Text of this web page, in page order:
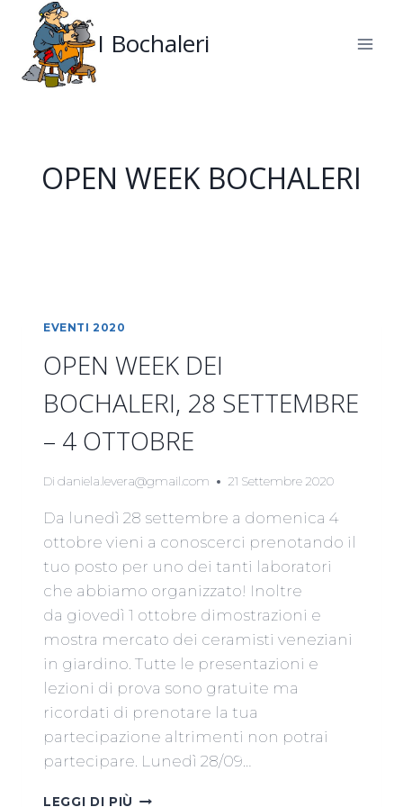
contenuto
I Bochaleri
OPEN WEEK BOCHALERI
EVENTI 2020
OPEN WEEK DEI
BOCHALERI, 28 SETTEMBRE
– 4 OTTOBRE
Di daniela.levera@gmail.com 21 Settembre 2020
Da lunedì 28 settembre a domenica 4
ottobre vieni a conoscerci prenotando il
tuo posto per uno dei tanti laboratori
che abbiamo organizzato! Inoltre
da giovedì 1 ottobre dimostrazioni e
mostra mercato dei ceramisti veneziani
in giardino. Tutte le presentazioni e
lezioni di prova sono gratuite ma
ricordati di prenotare la tua
partecipazione altrimenti non potrai
partecipare. Lunedì 28/09…
LEGGI DI PIÙ OPEN